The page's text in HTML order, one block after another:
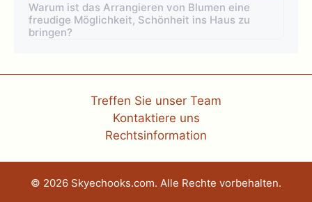
Warum ist das Arrangieren von Blumen eine
freudige Möglichkeit, Schönheit ins Haus zu
bringen?
Treffen Sie unser Team
Kontaktiere uns
Rechtsinformation
© 2026 Skyechooks.com. Alle Rechte vorbehalten.